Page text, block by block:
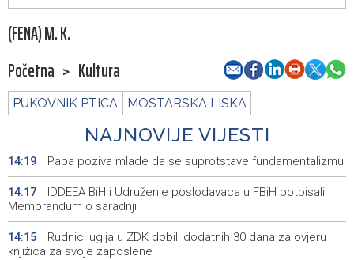
(FENA) M. K.
Početna > Kultura
PUKOVNIK PTICA MOSTARSKA LISKA
NAJNOVIJE VIJESTI
14:19 Papa poziva mlade da se suprotstave fundamentalizmu
14:17
IDDEEA BiH i Udruženje poslodavaca u FBiH potpisali
Memorandum o saradnji
14:15
Rudnici uglja u ZDK dobili dodatnih 30 dana za ovjeru
knjižica za svoje zaposlene